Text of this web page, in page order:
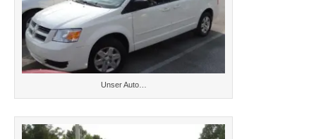
Unser Auto…